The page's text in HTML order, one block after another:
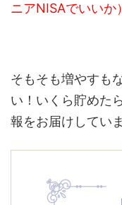
ニアNISAでいいか
そもそも増やすも
い！いくら貯めた
報をお届けしてい